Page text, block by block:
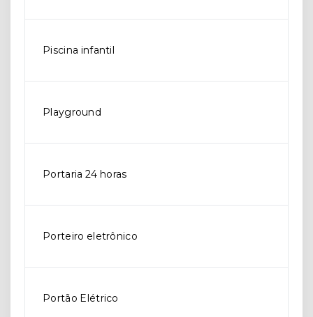
Piscina infantil
Playground
Portaria 24 horas
Porteiro eletrônico
Portão Elétrico